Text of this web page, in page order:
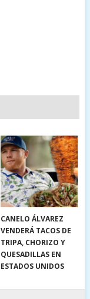
CANELO ÁLVAREZ
VENDERÁ TACOS DE
TRIPA, CHORIZO Y
QUESADILLAS EN
ESTADOS UNIDOS